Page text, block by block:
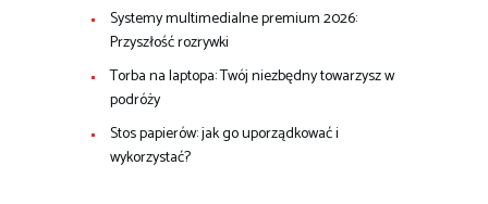
Systemy multimedialne premium 2026:
Przyszłość rozrywki
Torba na laptopa: Twój niezbędny towarzysz w
podróży
Stos papierów: jak go uporządkować i
wykorzystać?